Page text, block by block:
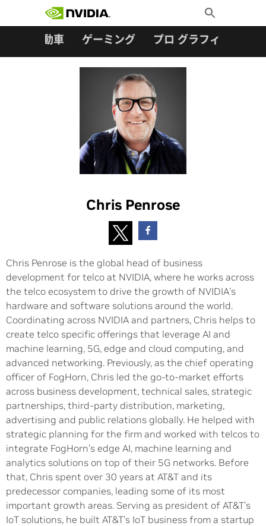
Toggle
Search
自動車 ゲーミング プロ グラフィックス
Chris Penrose
Chris Penrose is the global head of business
development for telco at NVIDIA, where he works across
the telco ecosystem to drive the growth of NVIDIA’s
hardware and software solutions around the world.
Coordinating across NVIDIA and partners, Chris helps to
create telco specific offerings that leverage AI and
machine learning, 5G, edge and cloud computing, and
advanced networking. Previously, as the chief operating
officer of FogHorn, Chris led the go-to-market efforts
across business development, technical sales, strategic
partnerships, third-party distribution, marketing,
advertising and public relations globally. He helped with
strategic planning for the firm and worked with telcos to
integrate FogHorn’s edge AI, machine learning and
analytics solutions on top of their 5G networks. Before
that, Chris spent over 30 years at AT&T and its
predecessor companies, leading some of its most
important growth areas. Serving as president of AT&T’s
IoT solutions, he built AT&T’s IoT business from a startup